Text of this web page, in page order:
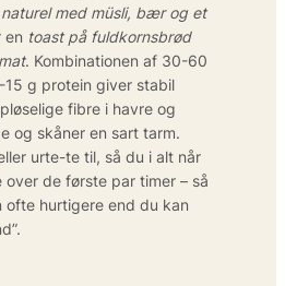
med müsli, bær og et
en toast på fuldkornsbrød
. Kombinationen af 30-60
g protein giver stabil
fibre i havre og
og skåner en sart tarm.
urte-te til, så du i alt når
de første par timer – så
ofte hurtigere end du kan